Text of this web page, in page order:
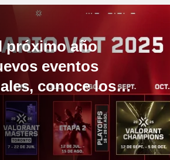
próximo año
eventos
conoce los
de las
de VCT